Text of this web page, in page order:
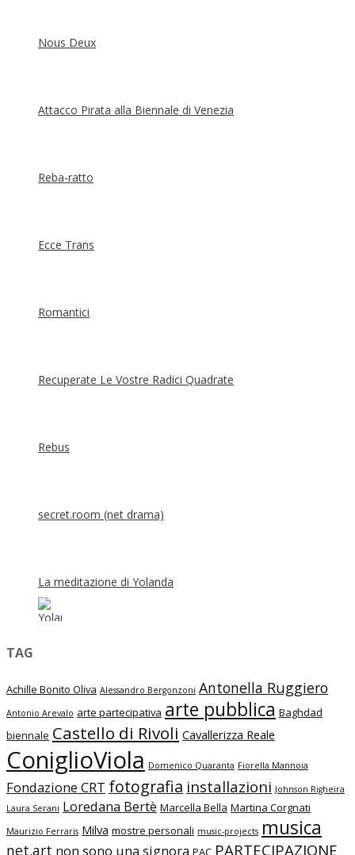
Nous Deux
Attacco Pirata alla Biennale di Venezia
Reba-ratto
Ecce Trans
Romantici
Recuperate Le Vostre Radici Quadrate
Rebus
secret.room (net drama)
La meditazione di Yolanda
TAG
Achille Bonito Oliva Alessandro Bergonzoni Antonella Ruggiero
Antonio Arevalo arte partecipativa arte pubblica Baghdad
biennale Castello di Rivoli Cavallerizza Reale
ConiglioViola Domenico Quaranta Fiorella Mannoia
Fondazione CRT fotografia installazioni Johnson Righeira
Laura Serani Loredana Bertè Marcella Bella Martina Corgnati
Maurizio Ferraris Milva mostre personali music-projects musica
net.art non sono una signora PAC PARTECIPAZIONE